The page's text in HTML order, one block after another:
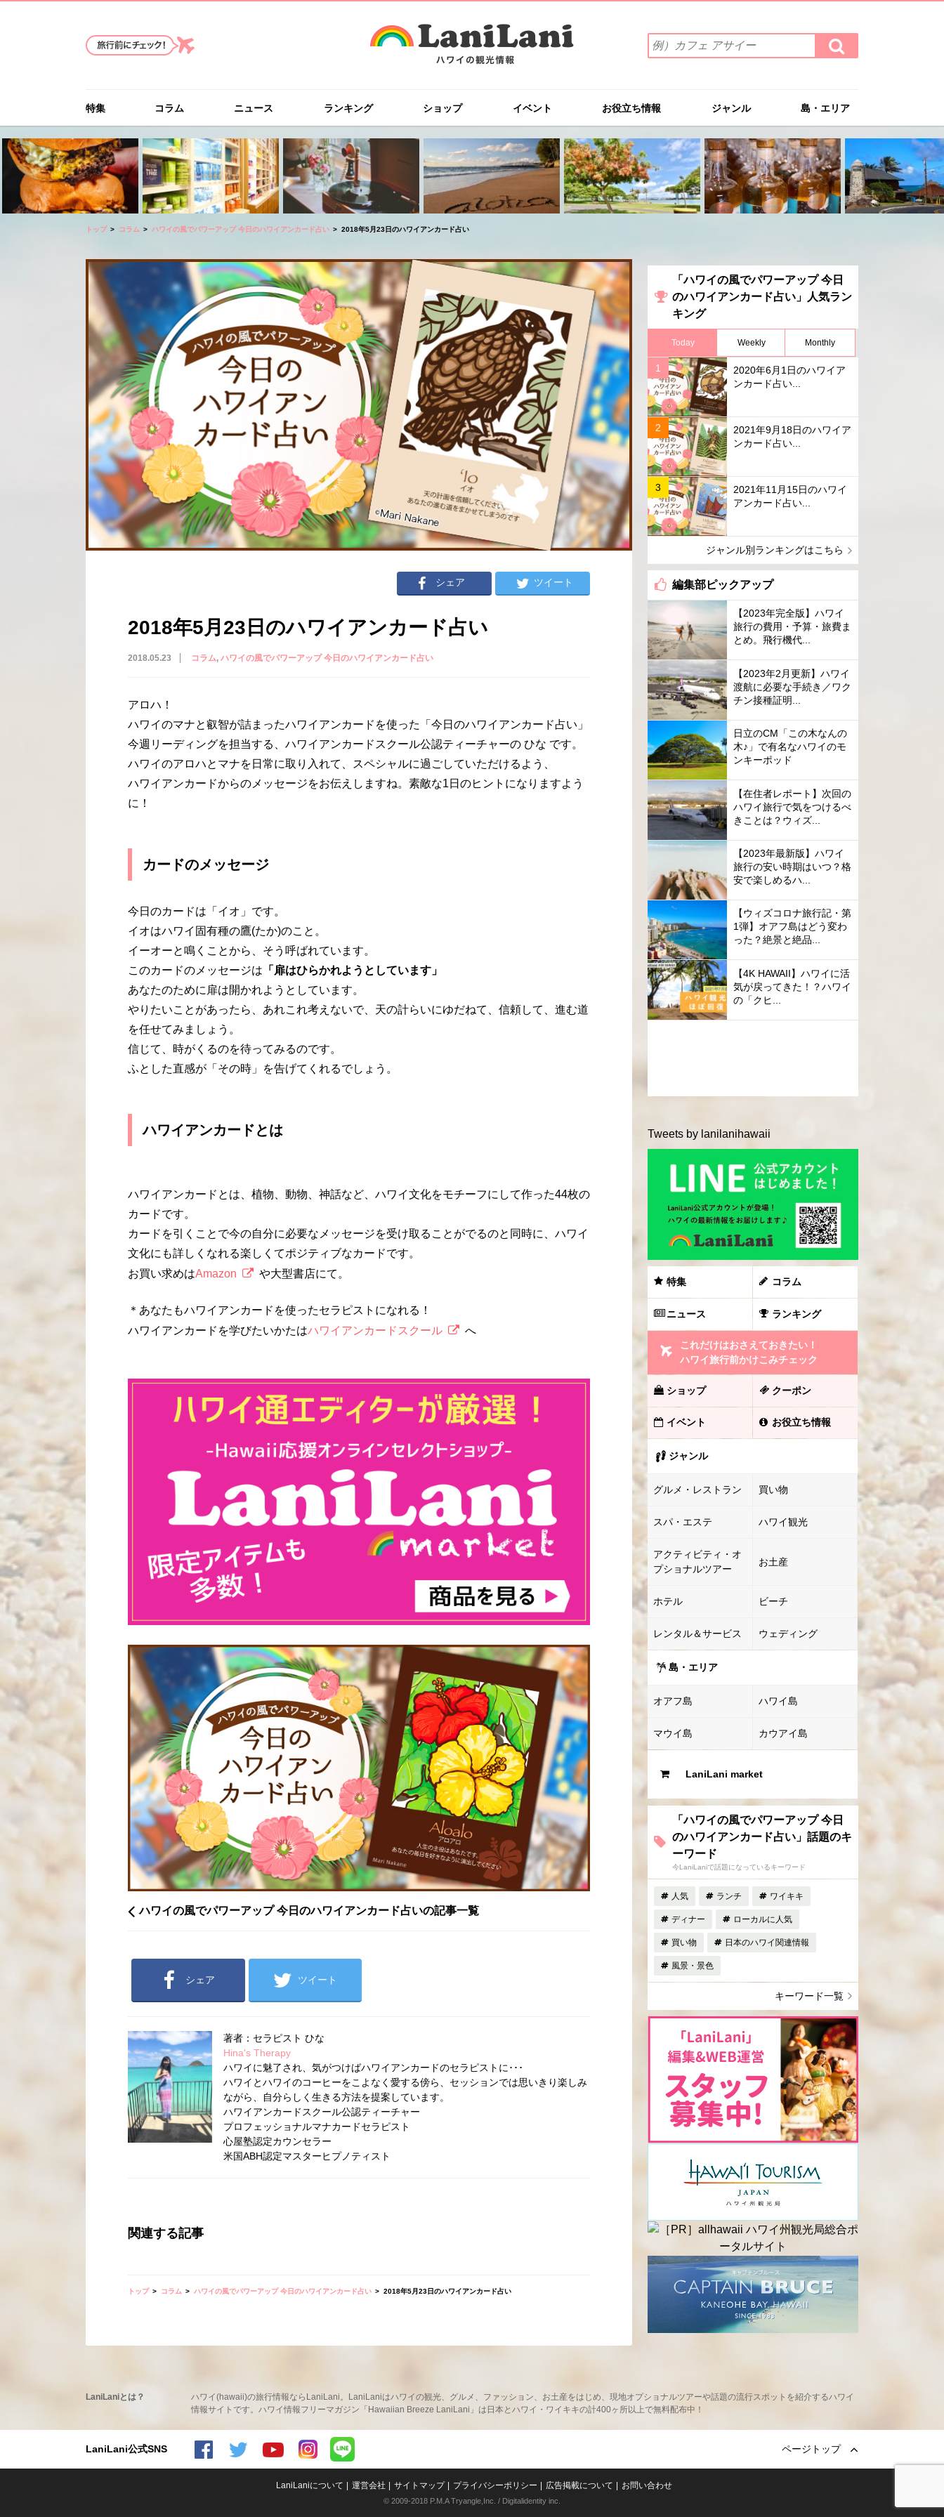
索
ワ
を
入
力
(例）
カ
フ
ェ
イ
検
索
す
特集 コラム ニュース ランキング ショップ イベント お役立ち情報 ジャンル 島・エリア
トップ コラム ハワイの風でパワーアップ 今日のハワイアンカード占い 2018年5月23日のハワイアンカード占い
シェア ツイート
2018年5月23日のハワイアンカード占い
2018.05.23 コラム ハワイの風でパワーアップ 今日のハワイアンカード占い
アロハ！
ハワイのマナと叡智が詰まったハワイアンカードを使った「今日のハワイアンカード占い」
今週リーディングを担当する、ハワイアンカードスクール公認ティーチャーの ひな です。
ハワイのアロハとマナを日常に取り入れて、スペシャルに過ごしていただけるよう、
ハワイアンカードからのメッセージをお伝えしますね。素敵な1日のヒントになりますよう
に！
カードのメッセージ
今日のカードは「イオ」です。
イオはハワイ固有種の鷹(たか)のこと。
イーオーと鳴くことから、そう呼ばれています。
このカードのメッセージは 「扉はひらかれようとしています」
あなたのために扉は開かれようとしています。
やりたいことがあったら、あれこれ考えないで、天の計らいにゆだねて、信頼して、進む道
を任せてみましょう。
信じて、時がくるのを待ってみるのです。
ふとした直感が「その時」を告げてくれるでしょう。
ハワイアンカードとは
ハワイアンカードとは、植物、動物、神話など、ハワイ文化をモチーフにして作った44枚の
カードです。
カードを引くことで今の自分に必要なメッセージを受け取ることがでるのと同時に、ハワイ
文化にも詳しくなれる楽しくてポジティブなカードです。
お買い求めはAmazon や大型書店にて。
＊あなたもハワイアンカードを使ったセラピストになれる！
ハワイアンカードを学びたいかたはハワイアンカードスクール へ
ハワイの風でパワーアップ 今日のハワイアンカード占いの記事一覧
シェア ツイート
著者：セラピスト ひな
Hina's Therapy
ハワイに魅了され、気がつけばハワイアンカードのセラピストに･･･
ハワイとハワイのコーヒーをこよなく愛する傍ら、セッションでは思いきり楽しみ
ながら、自分らしく生きる方法を提案しています。
ハワイアンカードスクール公認ティーチャー
プロフェッショナルマナカードセラピスト
心屋塾認定カウンセラー
米国ABH認定マスターヒプノティスト
関連する記事
トップ コラム ハワイの風でパワーアップ 今日のハワイアンカード占い 2018年5月23日のハワイアンカード占い
「ハワイの風でパワーアップ 今日
のハワイアンカード占い」人気ラン
キング
Today Weekly Monthly
2020年6月1日のハワイア
ンカード占い...
2021年9月18日のハワイア
ンカード占い...
2021年11月15日のハワイ
アンカード占い...
ジャンル別ランキングはこちら
編集部ピックアップ
【2023年完全版】ハワイ
旅行の費用・予算・旅費ま
とめ。飛行機代...
【2023年2月更新】ハワイ
渡航に必要な手続き／ワク
チン接種証明...
日立のCM「この木なんの
木♪」で有名なハワイのモ
ンキーポッド
【在住者レポート】次回の
ハワイ旅行で気をつけるべ
きことは？ウィズ...
【2023年最新版】ハワイ
旅行の安い時期はいつ？格
安で楽しめるハ...
【ウィズコロナ旅行記・第
1弾】オアフ島はどう変わ
った？絶景と絶品...
【4K HAWAII】ハワイに活
気が戻ってきた！？ハワイ
の「クヒ...
Tweets by lanilanihawaii
特集 コラム
ニュース ランキング
これだけはおさえておきたい！
ハワイ旅行前かけこみチェック
ショップ クーポン
イベント お役立ち情報
ジャンル
グルメ・レストラン 買い物
スパ・エステ ハワイ観光
アクティビティ・オ
プショナルツアー
お土産
ホテル ビーチ
レンタル＆サービス ウェディング
島・エリア
オアフ島 ハワイ島
マウイ島 カウアイ島
LaniLani market
「ハワイの風でパワーアップ 今日
のハワイアンカード占い」話題のキ
ーワード
今LaniLaniで話題になっているキーワード
人気 ランチ ワイキキ
ディナー ローカルに人気
買い物 日本のハワイ関連情報
風景・景色
キーワード一覧
LaniLaniとは？
ハワイ(hawaii)の旅行情報ならLaniLani。LaniLaniはハワイの観光、グルメ、ファッション、お土産をはじめ、現地オプショナルツアーや話題の流行スポットを紹介するハワイ
情報サイトです。ハワイ情報フリーマガジン「Hawaiian Breeze LaniLani」は日本とハワイ・ワイキキの計400ヶ所以上で無料配布中！
LaniLani公式SNS
LaniLaniのFacebookを見る
LaniLaniのtwitterを見る LaniLaniのYoutubeチャンネルを見る LaniLaniのInstagramを見る LaniLaniのLINEを見る
ページトップ
LaniLaniについて 運営会社 サイトマップ プライバシーポリシー 広告掲載について お問い合わせ
© 2009-2018 P.M.A Tryangle,Inc. / Digitalidentity inc.